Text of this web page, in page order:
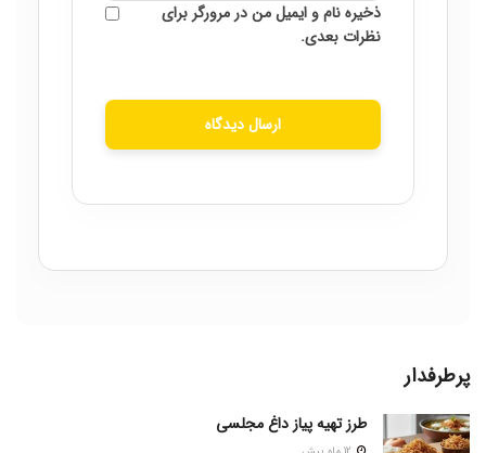
ذخیره نام و ایمیل من در مرورگر برای
نظرات بعدی.
ارسال دیدگاه
پرطرفدار
طرز تهیه پیاز داغ مجلسی